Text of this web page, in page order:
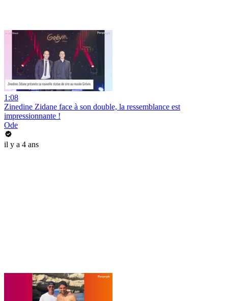
1:08
Zinedine Zidane face à son double, la ressemblance est
impressionnante !
Ode
il y a 4 ans